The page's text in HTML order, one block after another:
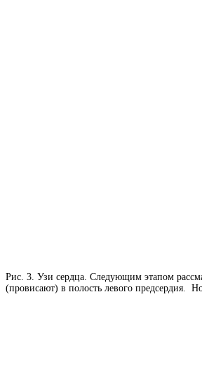
Рис. 3. Узи сердца. Следующим этапом
(провисают) в полость левого предсердия.